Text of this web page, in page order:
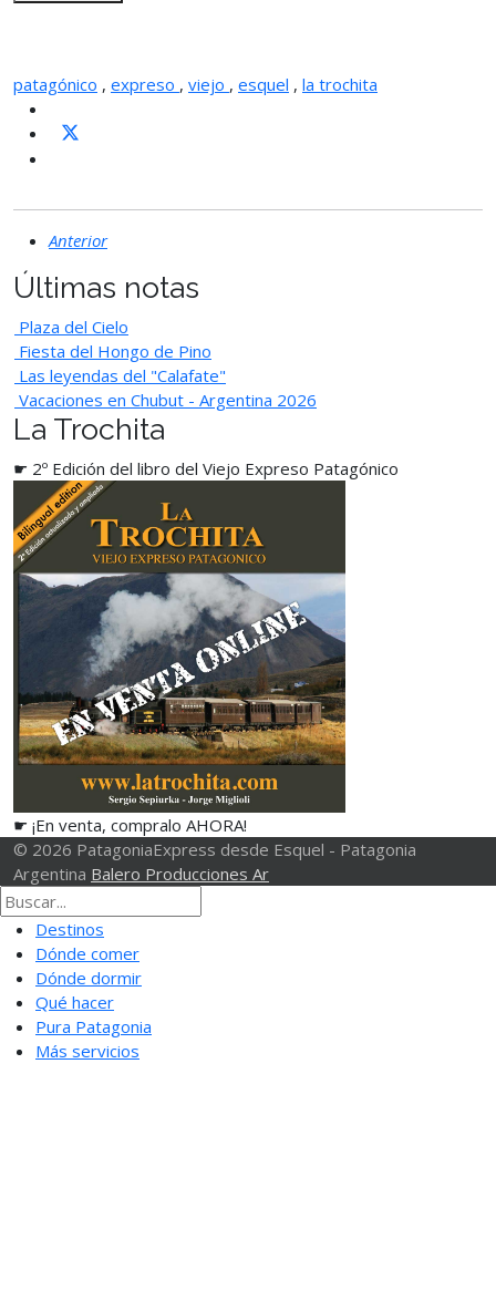
patagónico , expreso , viejo , esquel , la trochita
Anterior
Últimas notas
Plaza del Cielo
Fiesta del Hongo de Pino
Las leyendas del "Calafate"
Vacaciones en Chubut - Argentina 2026
La Trochita
☛ 2º Edición del libro del Viejo Expreso Patagónico
☛ ¡En venta, compralo AHORA!
© 2026 PatagoniaExpress desde Esquel - Patagonia
Argentina Balero Producciones Ar
Destinos
Dónde comer
Dónde dormir
Qué hacer
Pura Patagonia
Más servicios